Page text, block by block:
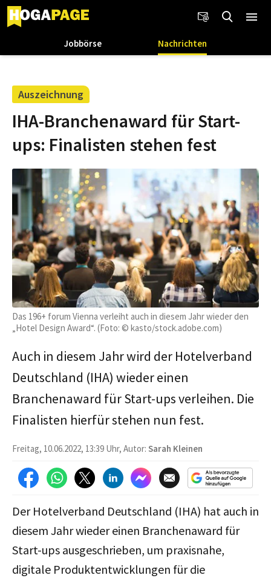
Jobbörse Nachrichten
Auszeichnung
IHA-Branchenaward für Start-
ups: Finalisten stehen fest
Das 196+ forum Vienna verleiht auch in diesem Jahr wieder den
„Hotel Design Award“. (Foto: © kasto/stock.adobe.com)
Auch in diesem Jahr wird der Hotelverband
Deutschland (IHA) wieder einen
Branchenaward für Start-ups verleihen. Die
Finalisten hierfür stehen nun fest.
Freitag, 10.06.2022, 13:39 Uhr, Autor: Sarah Kleinen
Der Hotelverband Deutschland (IHA) hat auch in
diesem Jahr wieder einen Branchenaward für
Start-ups ausgeschrieben, um praxisnahe,
digitale Produktentwicklungen für die